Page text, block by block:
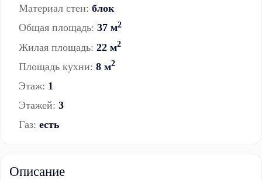
Материал стен: блок
Общая площадь: 37 м2
Жилая площадь: 22 м2
Площадь кухни: 8 м2
Этаж: 1
Этажей: 3
Газ: есть
Описание